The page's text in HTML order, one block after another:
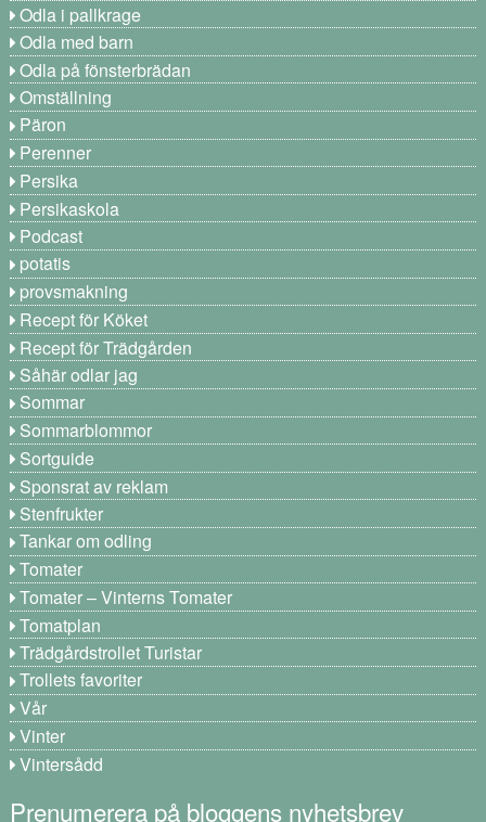
Odla i pallkrage
Odla med barn
Odla på fönsterbrädan
Omställning
Päron
Perenner
Persika
Persikaskola
Podcast
potatis
provsmakning
Recept för Köket
Recept för Trädgården
Såhär odlar jag
Sommar
Sommarblommor
Sortguide
Sponsrat av reklam
Stenfrukter
Tankar om odling
Tomater
Tomater – Vinterns Tomater
Tomatplan
Trädgårdstrollet Turistar
Trollets favoriter
Vår
Vinter
Vintersådd
Prenumerera på bloggens nyhetsbrev